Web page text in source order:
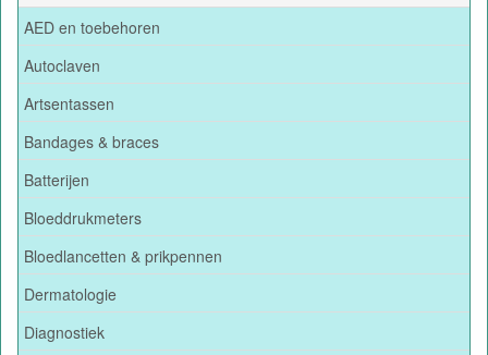
AED en toebehoren
Autoclaven
Artsentassen
Bandages & braces
Batterijen
Bloeddrukmeters
Bloedlancetten & prikpennen
Dermatologie
Diagnostiek